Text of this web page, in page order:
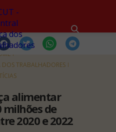
TRABALHADORES
alimentar
de
2020 e 2022